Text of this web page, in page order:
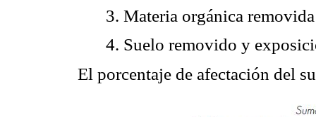
3. Materia orgánica
4. Suelo removido y
El porcentaje de afectación del